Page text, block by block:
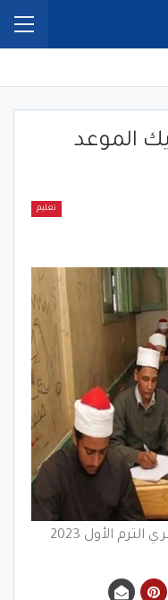
2022.. إليك الموعد
تعليم
الأول 2023